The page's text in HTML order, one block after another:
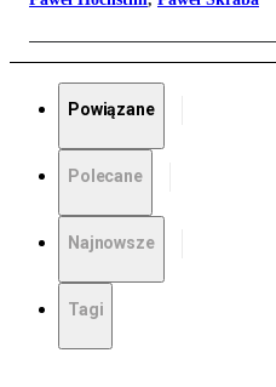
Powiązane
Polecane
Najnowsze
Tagi